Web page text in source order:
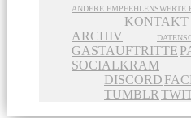
ANDERE
ARCHIV
KONTAKT
GASTAUFTRITTE
SOCIALKRAM
DISCORD
TUMBLR